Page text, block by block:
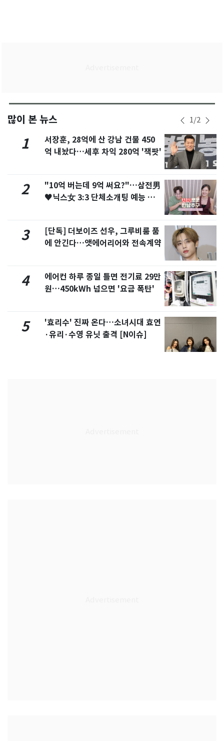
많이 본 뉴스 1/2
1
서장훈, 28억에 산 강남 건물 450
억 내놨다…세후 차익 280억 '잭팟'
2
"10억 버는데 9억 써요?"…삼전男
♥닉스女 3:3 단체소개팅 예능 화
3
[단독] 더보이즈 선우, 그루비룸 품
에 안긴다…앳에어리어와 전속계약
4
에어컨 하루 종일 틀면 전기료 29만
원…450kWh 넘으면 '요금 폭탄'
5
'효리수' 진짜 온다…소녀시대 효연
·유리·수영 유닛 출격 [N이슈]